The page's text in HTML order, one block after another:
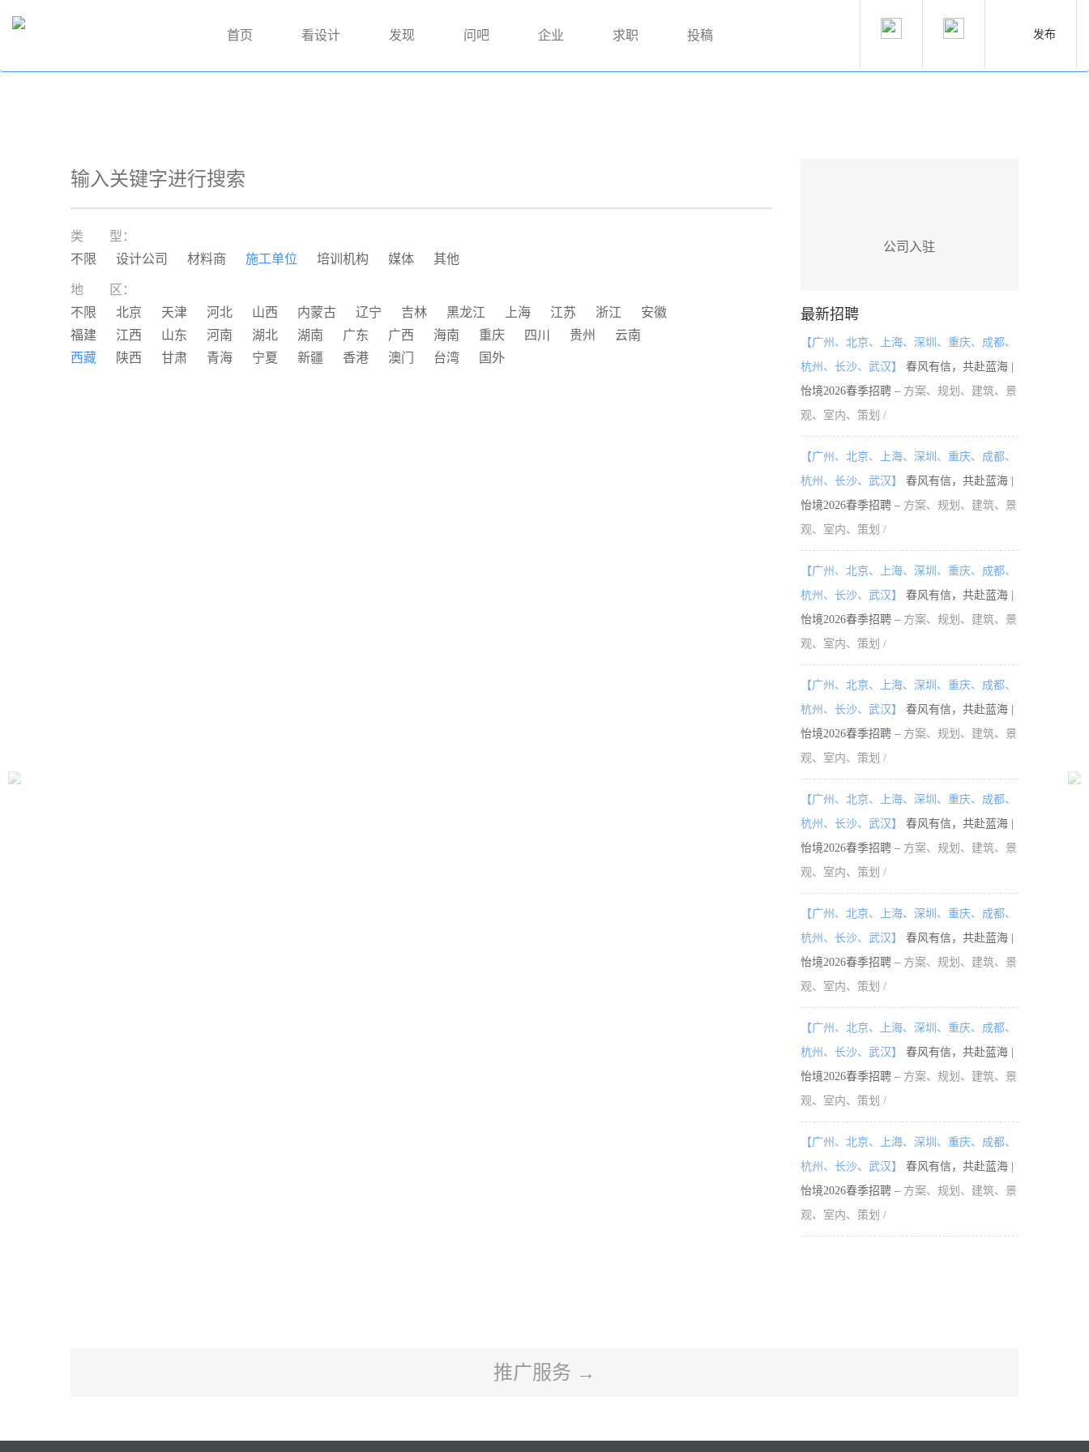
首页 看设计 发现 问吧 企业 求职 投稿 发布
类 型：
不限
设计公司 材料商 施工单位 培训机构 媒体 其他
地 区：
不限
北京 天津 河北 山西 内蒙古 辽宁 吉林 黑龙江 上海 江苏 浙江
安徽
福建
江西 山东 河南 湖北 湖南 广东 广西 海南 重庆 四川 贵州
云南
西藏
陕西 甘肃 青海 宁夏 新疆 香港 澳门 台湾 国外
公司入驻
最新招聘
【广州、北京、上海、深圳、重庆、成都、
杭州、长沙、武汉】
春风有信，共赴蓝海 |
怡境2026春季招聘 – 方案、规划、建筑、景
观、室内、策划 /
【广州、北京、上海、深圳、重庆、成都、
杭州、长沙、武汉】
春风有信，共赴蓝海 |
怡境2026春季招聘 – 方案、规划、建筑、景
观、室内、策划 /
【广州、北京、上海、深圳、重庆、成都、
杭州、长沙、武汉】
春风有信，共赴蓝海 |
怡境2026春季招聘 – 方案、规划、建筑、景
观、室内、策划 /
【广州、北京、上海、深圳、重庆、成都、
杭州、长沙、武汉】
春风有信，共赴蓝海 |
怡境2026春季招聘 – 方案、规划、建筑、景
观、室内、策划 /
【广州、北京、上海、深圳、重庆、成都、
杭州、长沙、武汉】
春风有信，共赴蓝海 |
怡境2026春季招聘 – 方案、规划、建筑、景
观、室内、策划 /
【广州、北京、上海、深圳、重庆、成都、
杭州、长沙、武汉】
春风有信，共赴蓝海 |
怡境2026春季招聘 – 方案、规划、建筑、景
观、室内、策划 /
【广州、北京、上海、深圳、重庆、成都、
杭州、长沙、武汉】
春风有信，共赴蓝海 |
怡境2026春季招聘 – 方案、规划、建筑、景
观、室内、策划 /
【广州、北京、上海、深圳、重庆、成都、
杭州、长沙、武汉】
春风有信，共赴蓝海 |
怡境2026春季招聘 – 方案、规划、建筑、景
观、室内、策划 /
推广服务 →